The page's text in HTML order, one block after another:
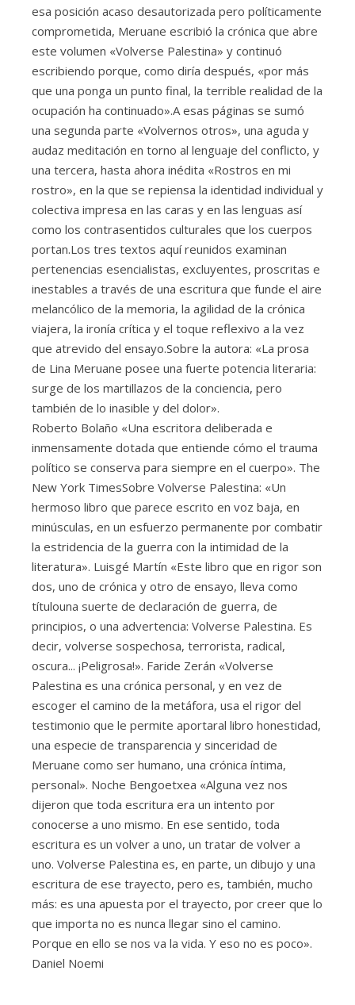
esa posición acaso desautorizada pero políticamente
comprometida, Meruane escribió la crónica que abre
este volumen «Volverse Palestina» y continuó
escribiendo porque, como diría después, «por más
que una ponga un punto final, la terrible realidad de la
ocupación ha continuado».A esas páginas se sumó
una segunda parte «Volvernos otros», una aguda y
audaz meditación en torno al lenguaje del conflicto, y
una tercera, hasta ahora inédita «Rostros en mi
rostro», en la que se repiensa la identidad individual y
colectiva impresa en las caras y en las lenguas así
como los contrasentidos culturales que los cuerpos
portan.Los tres textos aquí reunidos examinan
pertenencias esencialistas, excluyentes, proscritas e
inestables a través de una escritura que funde el aire
melancólico de la memoria, la agilidad de la crónica
viajera, la ironía crítica y el toque reflexivo a la vez
que atrevido del ensayo.Sobre la autora: «La prosa
de Lina Meruane posee una fuerte potencia literaria:
surge de los martillazos de la conciencia, pero
también de lo inasible y del dolor».
Roberto Bolaño «Una escritora deliberada e
inmensamente dotada que entiende cómo el trauma
político se conserva para siempre en el cuerpo». The
New York TimesSobre Volverse Palestina: «Un
hermoso libro que parece escrito en voz baja, en
minúsculas, en un esfuerzo permanente por combatir
la estridencia de la guerra con la intimidad de la
literatura». Luisgé Martín «Este libro que en rigor son
dos, uno de crónica y otro de ensayo, lleva como
títulouna suerte de declaración de guerra, de
principios, o una advertencia: Volverse Palestina. Es
decir, volverse sospechosa, terrorista, radical,
oscura... ¡Peligrosa!». Faride Zerán «Volverse
Palestina es una crónica personal, y en vez de
escoger el camino de la metáfora, usa el rigor del
testimonio que le permite aportaral libro honestidad,
una especie de transparencia y sinceridad de
Meruane como ser humano, una crónica íntima,
personal». Noche Bengoetxea «Alguna vez nos
dijeron que toda escritura era un intento por
conocerse a uno mismo. En ese sentido, toda
escritura es un volver a uno, un tratar de volver a
uno. Volverse Palestina es, en parte, un dibujo y una
escritura de ese trayecto, pero es, también, mucho
más: es una apuesta por el trayecto, por creer que lo
que importa no es nunca llegar sino el camino.
Porque en ello se nos va la vida. Y eso no es poco».
Daniel Noemi